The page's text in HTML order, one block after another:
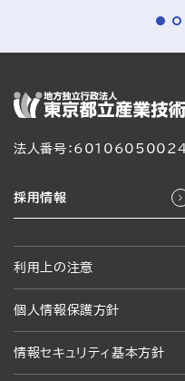
法人番号：
採用情報
利用上の注意
個人情報保護方針
情報セキュリティ基本方針